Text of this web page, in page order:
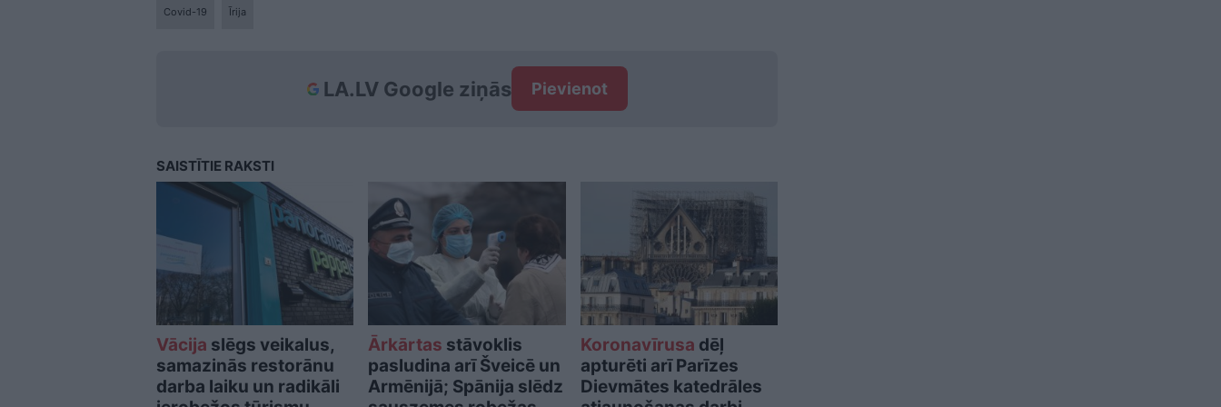
Covid-19 Īrija
LA.LV Google ziņās Pievienot
SAISTĪTIE RAKSTI
Vācija slēgs veikalus,
samazinās restorānu
darba laiku un radikāli
Ārkārtas stāvoklis
pasludina arī Šveicē un
Armēnijā; Spānija slēdz
Koronavīrusa dēļ
apturēti arī Parīzes
Dievmātes katedrāles